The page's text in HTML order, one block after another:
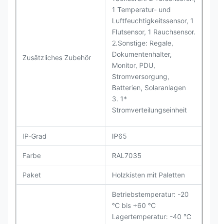
Zusätzliches Zubehör
1 Temperatur- und
Luftfeuchtigkeitssensor, 1
Flutsensor, 1 Rauchsensor.
2.Sonstige: Regale,
Dokumentenhalter,
Monitor, PDU,
Stromversorgung,
Batterien, Solaranlagen
3. 1*
Stromverteilungseinheit
IP-Grad IP65
Farbe RAL7035
Paket Holzkisten mit Paletten
Betriebstemperatur: -20
°C bis +60 °C
Lagertemperatur: -40 °C